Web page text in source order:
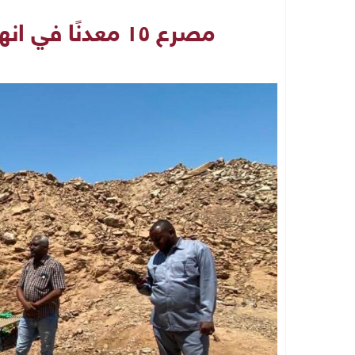
مصرع ١٥ معدنًا في انهيار منجم مغلق بوادي حلفا